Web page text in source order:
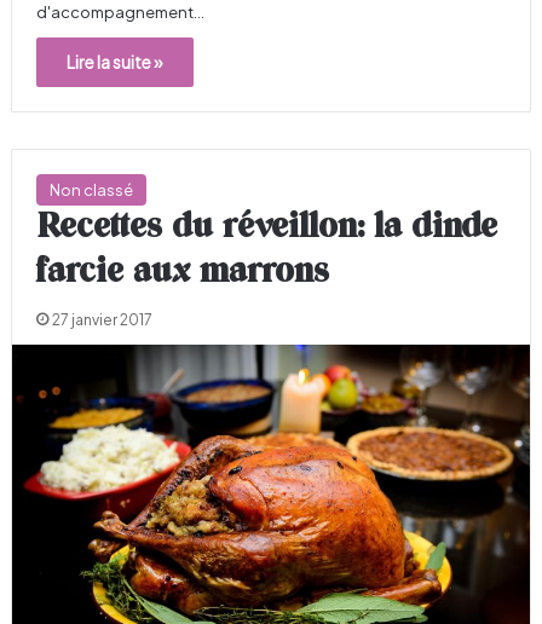
d'accompagnement…
Lire la suite »
Non classé
Recettes du réveillon: la dinde
farcie aux marrons
27 janvier 2017